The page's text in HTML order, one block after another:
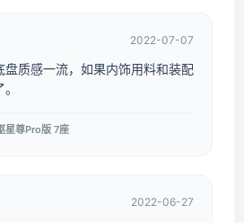
2022-07-07
盘质感一流，如果内饰用料和装配
星尊Pro版 7座
2022-06-27